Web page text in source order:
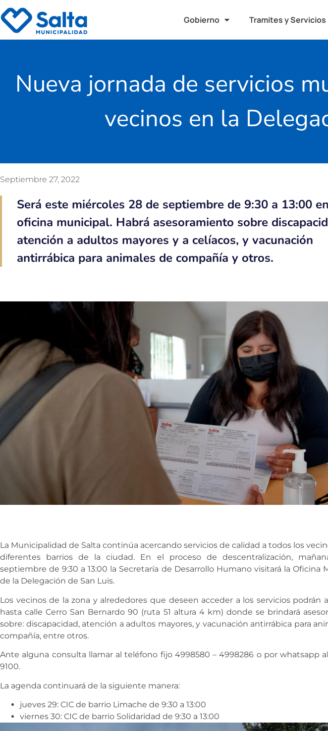
Gobierno Tramites y Servicios
Nueva jornada de servicios
vecinos en la
Septiembre 27, 2022
Será este miércoles 28 de septiembre de 9:30 a 13:00
oficina municipal. Habrá asesoramiento sobre
atención a adultos mayores y a celíacos, y vacunación
antirrábica para animales de compañía y otros.
La Municipalidad de Salta continúa acercando servicios de calidad a todos los
diferentes barrios de la ciudad. En el proceso de descentralización,
septiembre de 9:30 a 13:00 la Secretaría de Desarrollo Humano visitará la Oficina
de la Delegación de San Luis.
Los vecinos de la zona y alrededores que deseen acceder a los servicios podrán
hasta calle Cerro San Bernardo 90 (ruta 51 altura 4 km) donde se brindará
sobre: discapacidad, atención a adultos mayores, y vacunación antirrábica para
compañía, entre otros.
Ante alguna consulta llamar al teléfono fijo 4998580 – 4998286 o por whatsapp
9100.
La agenda continuará de la siguiente manera:
jueves 29: CIC de barrio Limache de 9:30 a 13:00
viernes 30: CIC de barrio Solidaridad de 9:30 a 13:00